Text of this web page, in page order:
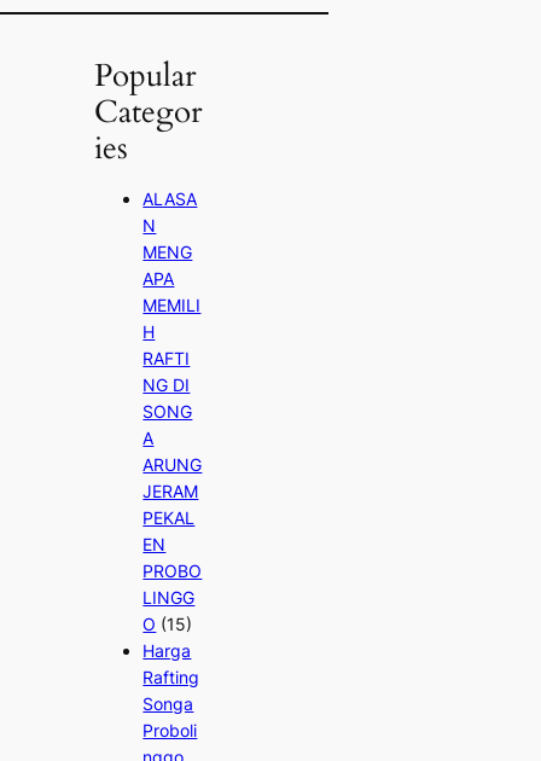
Popular
Categor
ies
ALASA
N
MENG
APA
MEMILI
H
RAFTI
NG DI
SONG
A
ARUNG
JERAM
PEKAL
EN
PROBO
LINGG
O (15)
Harga
Rafting
Songa
Proboli